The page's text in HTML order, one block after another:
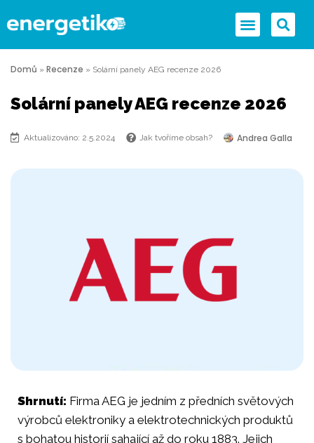
Domů » Recenze » Solární panely AEG recenze 2026
Solární panely AEG recenze 2026
Aktualizováno: 2.5.2024 Jak tvoříme obsah? Andrea Galla
Shrnutí: Firma AEG je jedním z předních světových
výrobců elektroniky a elektrotechnických produktů
s bohatou historií sahající až do roku 1883. Jejich